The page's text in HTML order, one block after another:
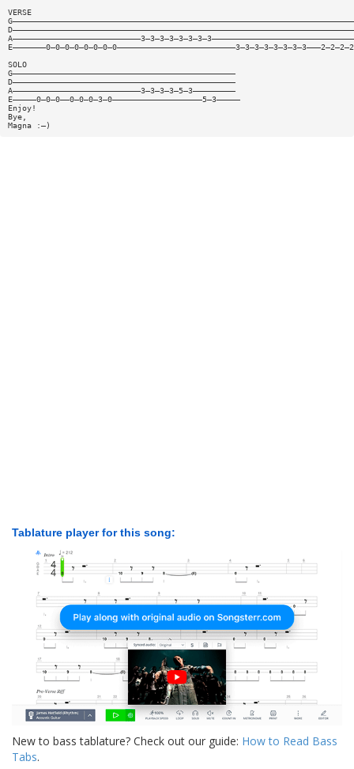
VERSE
SOLO
G———————————————————————————————————————————————
D———————————————————————————————————————————————
A———————————————————————————3—3—3—3—5—3—————————
E—————0—0—0——0—0—0—3—0———————————————————5—3—————
Enjoy!
Bye,
Magna :—)
Tablature player for this song:
New to bass tablature? Check out our guide: How to Read Bass
Tabs.